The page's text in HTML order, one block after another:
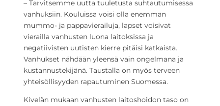
– Tarvitsemme uutta tuuletusta suhtautumisessa
vanhuksiin. Kouluissa voisi olla enemmän
mummo- ja pappavierailuja, lapset voisivat
vierailla vanhusten luona laitoksissa ja
negatiivisten uutisten kierre pitäisi katkaista.
Vanhukset nähdään yleensä vain ongelmana ja
kustannustekijänä. Taustalla on myös terveen
yhteisöllisyyden rapautuminen Suomessa.
Kivelän mukaan vanhusten laitoshoidon taso on